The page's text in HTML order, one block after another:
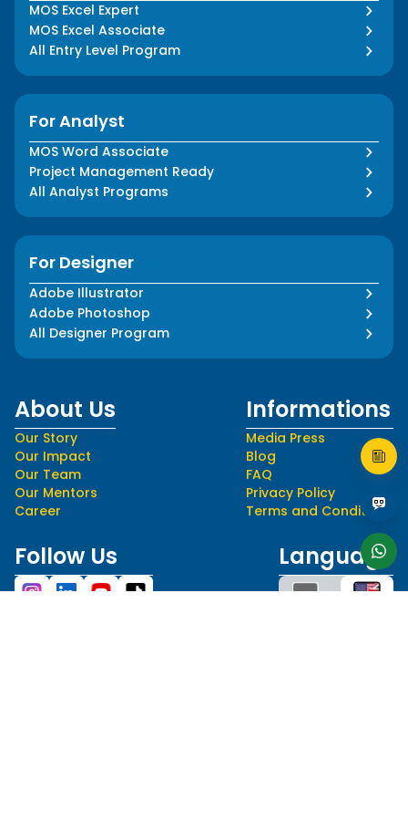
MOS Excel Expert
MOS Excel Associate
All Entry Level Program
For Analyst
MOS Word Associate
Project Management Ready
All Analyst Programs
For Designer
Adobe Illustrator
Adobe Photoshop
All Designer Program
About Us
Our Story
Our Impact
Our Team
Our Mentors
Career
Informations
Media Press
Blog
FAQ
Privacy Policy
Terms and Conditions
Follow Us Language